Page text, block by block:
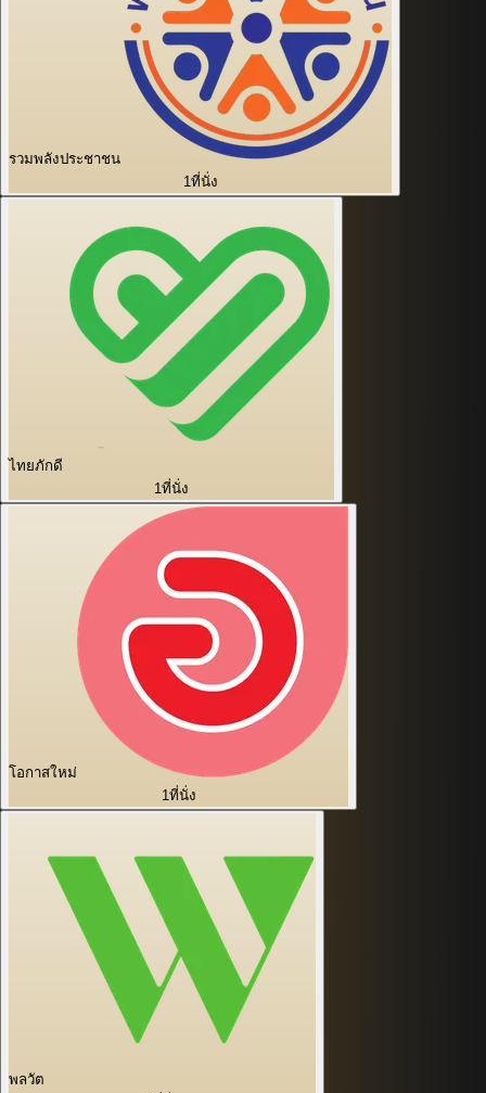
รวมพลังประชาชน
1ที่นั่ง
ไทยภักดี
1ที่นั่ง
โอกาสใหม่
1ที่นั่ง
พลวัต